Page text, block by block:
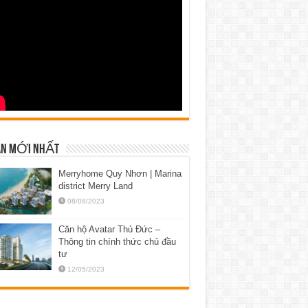
MỚI NHẤT
Merryhome Quy Nhơn | Marina
district Merry Land
08/08/2023
Căn hộ Avatar Thủ Đức –
Thông tin chính thức chủ đầu
tư
12/05/2023